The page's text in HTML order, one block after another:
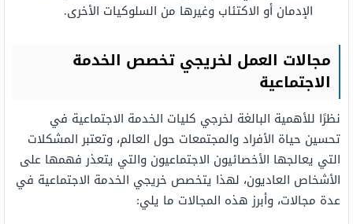
الإدمان أو الاكتئاب وغيرها من السلوكيات الأخرى.
مجالات العمل لخريجي تخصص الخدمة
الاجتماعية
نظرًا للأهمية البالغة لخرجي كليات الخدمة الاجتماعية في
تحسين حياة الأفراد والمجتمعات حول العالم، وتعتبر المشكلات
التي يعالجها الأخصائيون الاجتماعيون والتي يتعذر فهمها على
الأشخاص العاديون، لهذا يتخصص خريجي الخدمة الاجتماعية في
عدة مجالات، وأبرز هذه المجالات ما يلي: